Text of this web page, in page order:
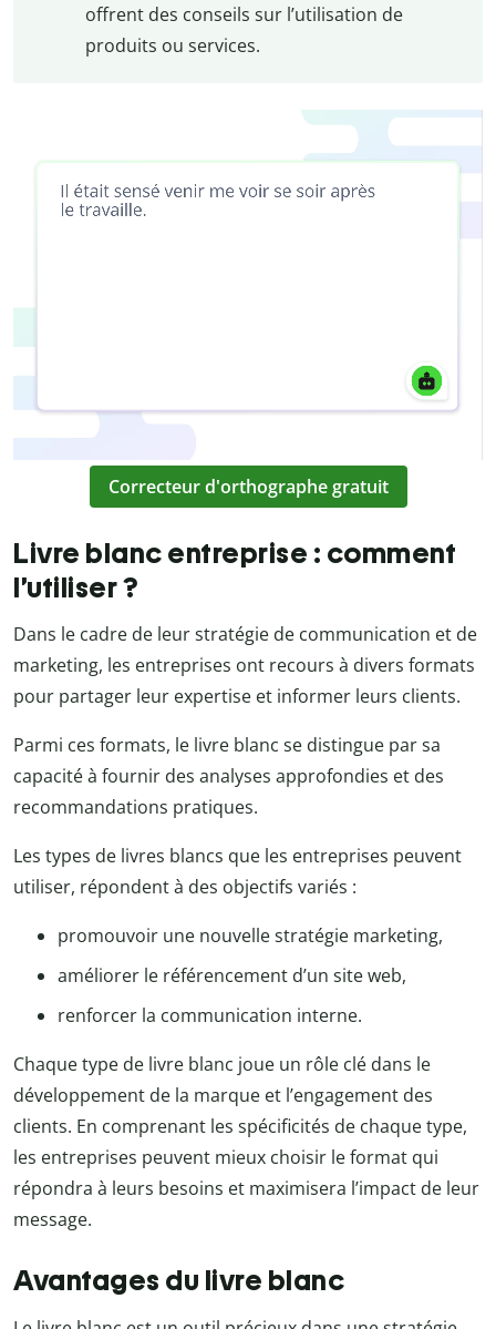
offrent des conseils sur l’utilisation de
produits ou services.
Correcteur d'orthographe gratuit
Livre blanc entreprise : comment
l’utiliser ?
Dans le cadre de leur stratégie de communication et de
marketing, les entreprises ont recours à divers formats
pour partager leur expertise et informer leurs clients.
Parmi ces formats, le livre blanc se distingue par sa
capacité à fournir des analyses approfondies et des
recommandations pratiques.
Les types de livres blancs que les entreprises peuvent
utiliser, répondent à des objectifs variés :
promouvoir une nouvelle stratégie marketing,
améliorer le référencement d’un site web,
renforcer la communication interne.
Chaque type de livre blanc joue un rôle clé dans le
développement de la marque et l’engagement des
clients. En comprenant les spécificités de chaque type,
les entreprises peuvent mieux choisir le format qui
répondra à leurs besoins et maximisera l’impact de leur
message.
Avantages du livre blanc